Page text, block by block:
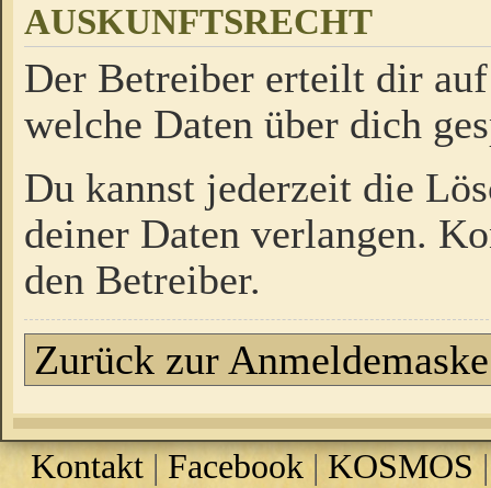
AUSKUNFTSRECHT
Der Betreiber erteilt dir
welche Daten über dich
Du kannst jederzeit die
deiner Daten verlangen.
den Betreiber.
Zurück zur Anmeldemaske
Kontakt | Facebook| KOSMOS